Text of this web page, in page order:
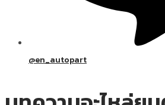
@en_autopart